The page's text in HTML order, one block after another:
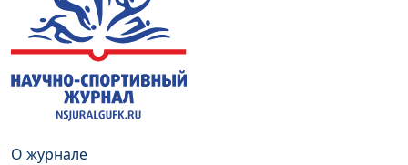
О журнале